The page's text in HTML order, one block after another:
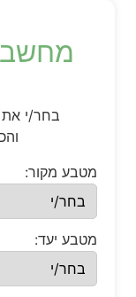
בחר/י
מטבע מקור:
מטבע יעד: